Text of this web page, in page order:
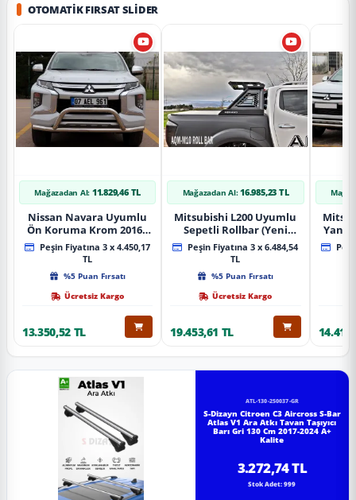
OTOMATIK FIRSAT SLIDER
Mağazadan Al: 11.829,46 TL
Nissan Navara Uyumlu
Ön Koruma Krom 2016+
Pst14 Parça
Peşin Fiyatına 3 x 4.450,17
TL
%5 Puan Fırsatı
Ücretsiz Kargo
13.350,52 TL
Mağazadan Al: 16.985,23 TL
Mitsubishi L200 Uyumlu
Sepetli Rollbar (Yeni
Nesil Sepetli Roll Bar
Aqm-M10)
Peşin Fiyatına 3 x 6.484,54
TL
%5 Puan Fırsatı
Ücretsiz Kargo
19.453,61 TL
Yan
ATL-130-250037-GR
S-Dizayn Citroen C3 Aircross S-Bar
Atlas V1 Ara Atkı Tavan Taşıyıcı
Barı Gri 130 Cm 2017-2024 A+
Kalite
3.272,74 TL
Stok Adet: 999